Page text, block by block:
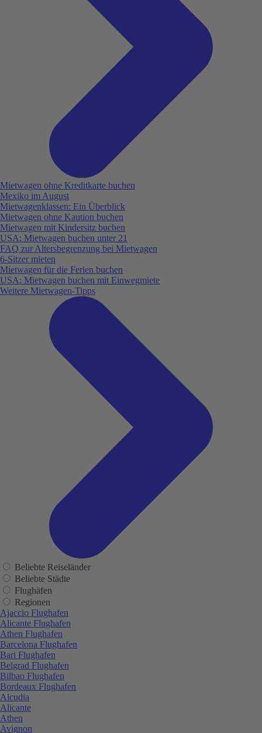
Mietwagen ohne Kreditkarte buchen
Mexiko im August
Mietwagenklassen: Ein Überblick
Mietwagen ohne Kaution buchen
Mietwagen mit Kindersitz buchen
USA: Mietwagen buchen unter 21
FAQ zur Altersbegrenzung bei Mietwagen
6-Sitzer mieten
Mietwagen für die Ferien buchen
USA: Mietwagen buchen mit Einwegmiete
Weitere Mietwagen-Tipps
Beliebte Reiseländer
Beliebte Städte
Flughäfen
Regionen
Ajaccio Flughafen
Alicante Flughafen
Athen Flughafen
Barcelona Flughafen
Bari Flughafen
Belgrad Flughafen
Bilbao Flughafen
Bordeaux Flughafen
Alcudia
Alicante
Athen
Avignon